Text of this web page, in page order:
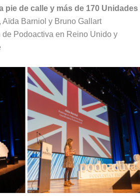
pie de calle y más de 170 Unidades
Aïda Barniol y Bruno Gallart
Podoactiva en Reino Unido y